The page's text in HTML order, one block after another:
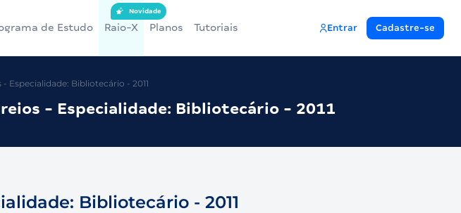
de Estudo Raio-X
Novidade
Planos Tutoriais Entrar Cadastre-se
Especialidade: Bibliotecário - 2011
- Especialidade: Bibliotecário - 2011
Bibliotecário - 2011